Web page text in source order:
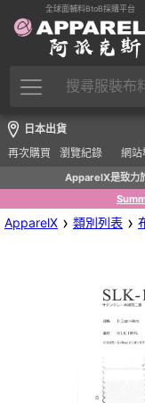
全球面輔料BtoB採購平台
日本出貨
再次購買
瀏覽紀錄 網站
ApparelX是致力
ApparelX › 類別列表 ›